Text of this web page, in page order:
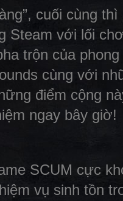
cuối cùng
Steam với lối
trộn của
cùng với
điểm cộng
ngay bây giờ!
SCUM cực
vụ sinh tồn